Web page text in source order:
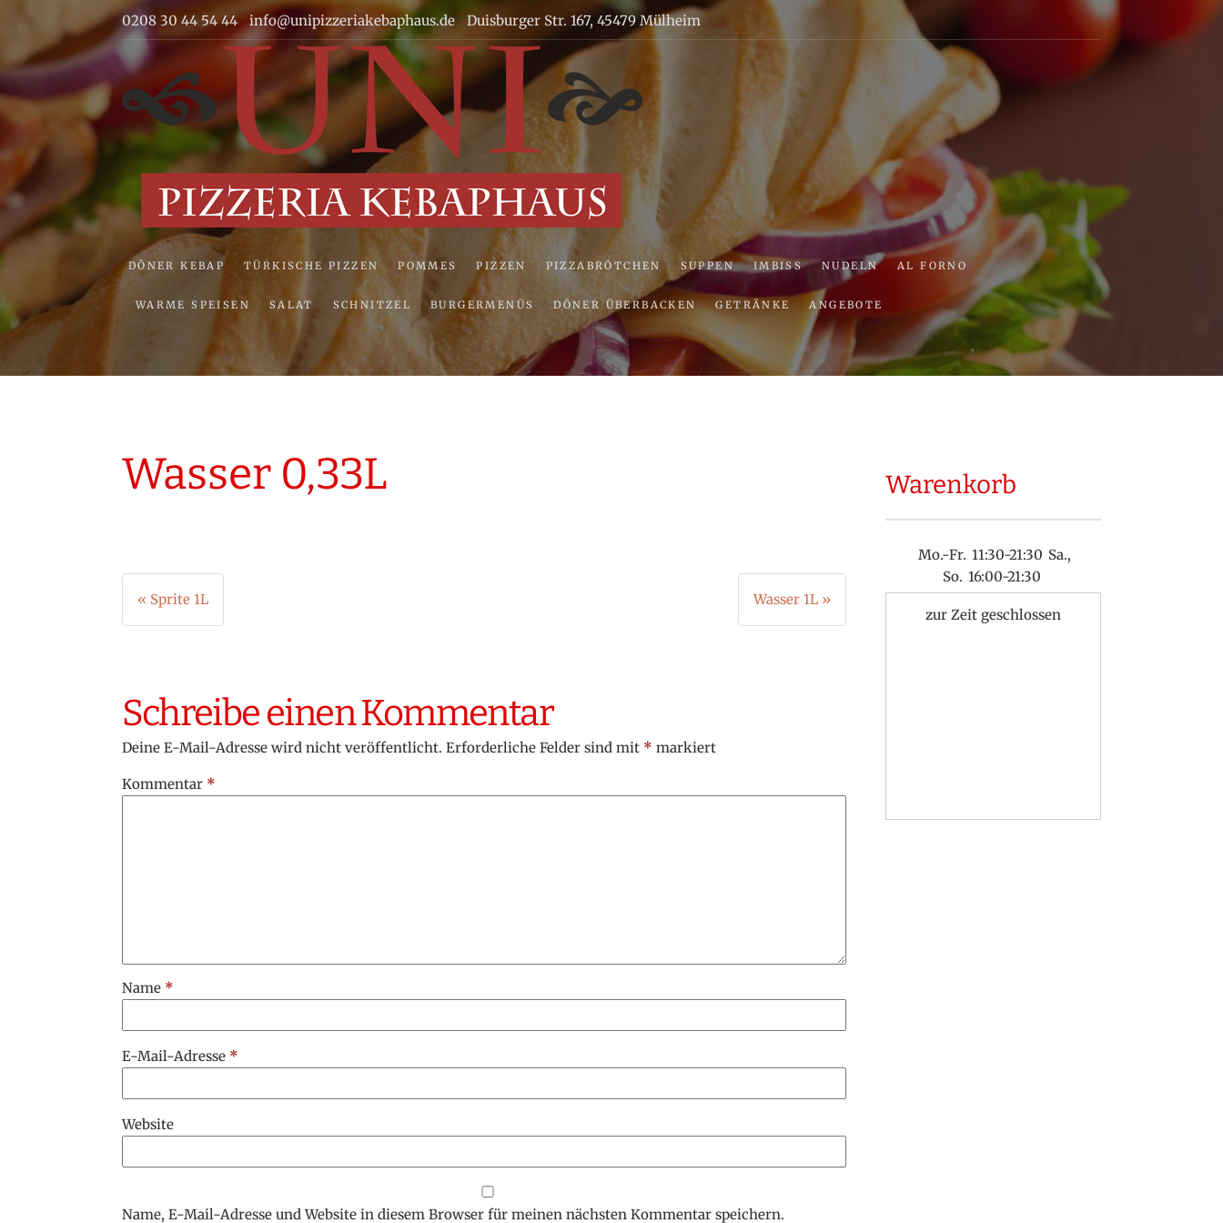
content
0208 30 44 54 44 info@unipizzeriakebaphaus.de Duisburger Str. 167, 45479 Mülheim
Uni Pizzeria
DÖNER KEBAP TÜRKISCHE PIZZEN POMMES PIZZEN PIZZABRÖTCHEN SUPPEN IMBISS NUDELN AL FORNO
WARME SPEISEN SALAT SCHNITZEL BURGERMENÜS DÖNER ÜBERBACKEN GETRÄNKE ANGEBOTE
Wasser 0,33L
Beitragsnavigation
« Sprite 1L Wasser 1L »
Schreibe einen Kommentar
Deine E-Mail-Adresse wird nicht veröffentlicht. Erforderliche Felder sind mit * markiert
Kommentar *
Name *
E-Mail-Adresse *
Website
Name, E-Mail-Adresse und Website in diesem Browser für meinen nächsten Kommentar speichern.
Warenkorb
Mo.-Fr. 11:30-21:30 Sa.,
So. 16:00-21:30
zur Zeit geschlossen